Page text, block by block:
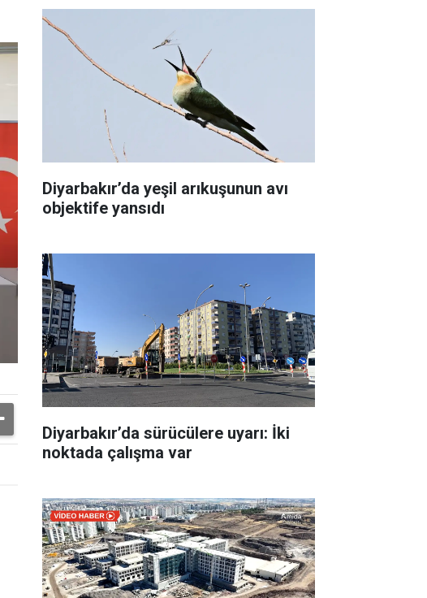
Diyarbakır’da yeşil arıkuşunun avı
objektife yansıdı
Diyarbakır’da sürücülere uyarı: İki
noktada çalışma var